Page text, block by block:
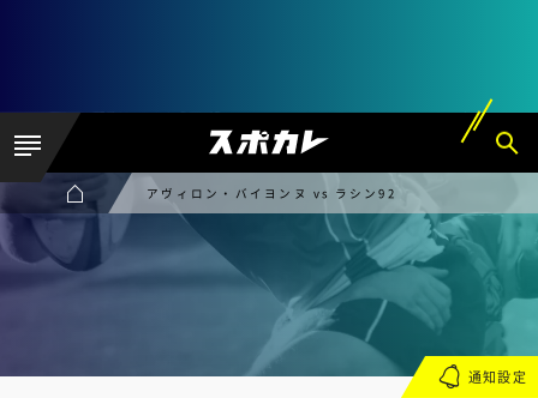
アヴィロン・バイヨンヌ vs ラシン92
通知設定